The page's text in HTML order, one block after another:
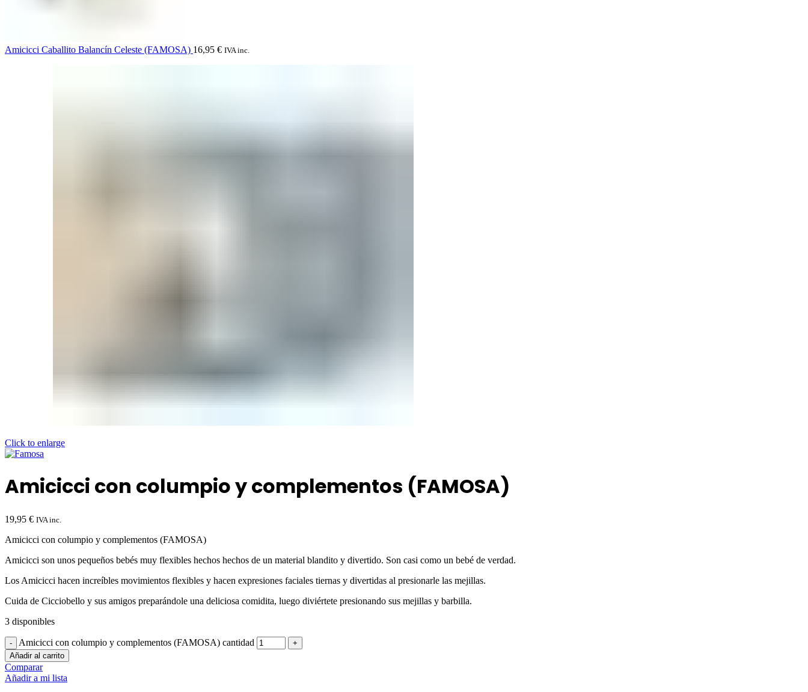
Amicicci Caballito Balancín Celeste (FAMOSA) 16,95 € IVA inc.
Click to enlarge
Amicicci con columpio y complementos (FAMOSA)
19,95 € IVA inc.
Amicicci con columpio y complementos (FAMOSA)
Amicicci son unos pequeños bebés muy flexibles hechos hechos de un material blandito y divertido. Son casi como un bebé de verdad.
Los Amicicci hacen increíbles movimientos flexibles y hacen expresiones faciales tiernas y divertidas al presionarle las mejillas.
Cuida de Cicciobello y sus amigos preparándole una deliciosa comidita, luego diviértete presionando sus mejillas y barbilla.
3 disponibles
Amicicci con columpio y complementos (FAMOSA) cantidad
Añadir al carrito
Comparar
Añadir a mi lista